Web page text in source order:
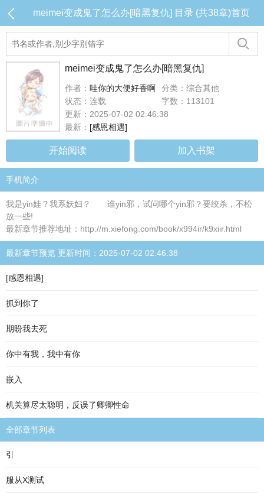
meimei变成鬼了怎么办[暗黑复仇] 目录 (共38章)首页
meimei变成鬼了怎么办[暗黑复仇]
作者： 哇你的大便好香啊
分类：综合其他
状态：连载
字数：113101
更新：2025-07-02 02:46:38
最新： [感恩相遇]
开始阅读 加入书架
手机简介
我是yin娃？我系妖妇？ 谁yin邪，试问哪个yin邪？要绞杀，不松
放一些!
最新章节推荐地址：http://m.xiefong.com/book/x994ir/k9xiir.html
最新章节预览 更新时间：2025-07-02 02:46:38
[感恩相遇]
抓到你了
期盼我去死
你中有我，我中有你
嵌入
机关算尽太聪明，反误了卿卿性命
全部章节列表
引
服从X测试